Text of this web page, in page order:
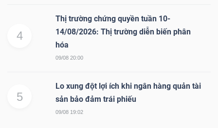
4
Thị trường chứng quyền tuần 10-
14/08/2026: Thị trường diễn biến phân
hóa
09/08 20:00
5
Lo xung đột lợi ích khi ngân hàng quản tài
sản bảo đảm trái phiếu
09/08 19:02